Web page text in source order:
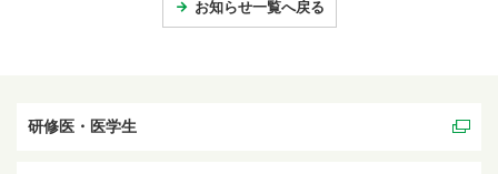
お知らせ一覧へ戻る
研修医・医学生